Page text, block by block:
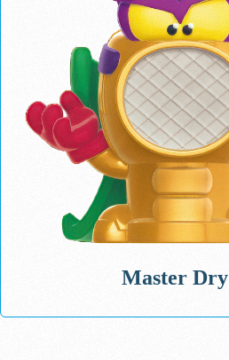
Master Dry